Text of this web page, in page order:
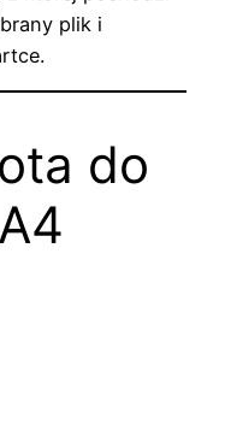
plik i
do